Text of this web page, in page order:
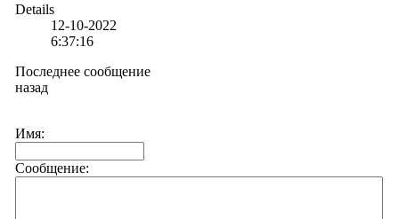
Details
12-10-2022
6:37:16
Последнее сообщение
назад
Имя:
Сообщение: